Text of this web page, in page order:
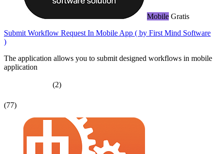
Mobile Gratis
Submit Workflow Request In Mobile App ( by First Mind Software
)
The application allows you to submit designed workflows in mobile
application
(2)
(77)